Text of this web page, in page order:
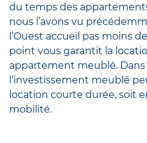
du temps des
nous l’avons vu
l’Ouest accueil pas moins de
point vous garantit la
appartement meublé.
l’investissement meublé
location courte durée, soit
mobilité.